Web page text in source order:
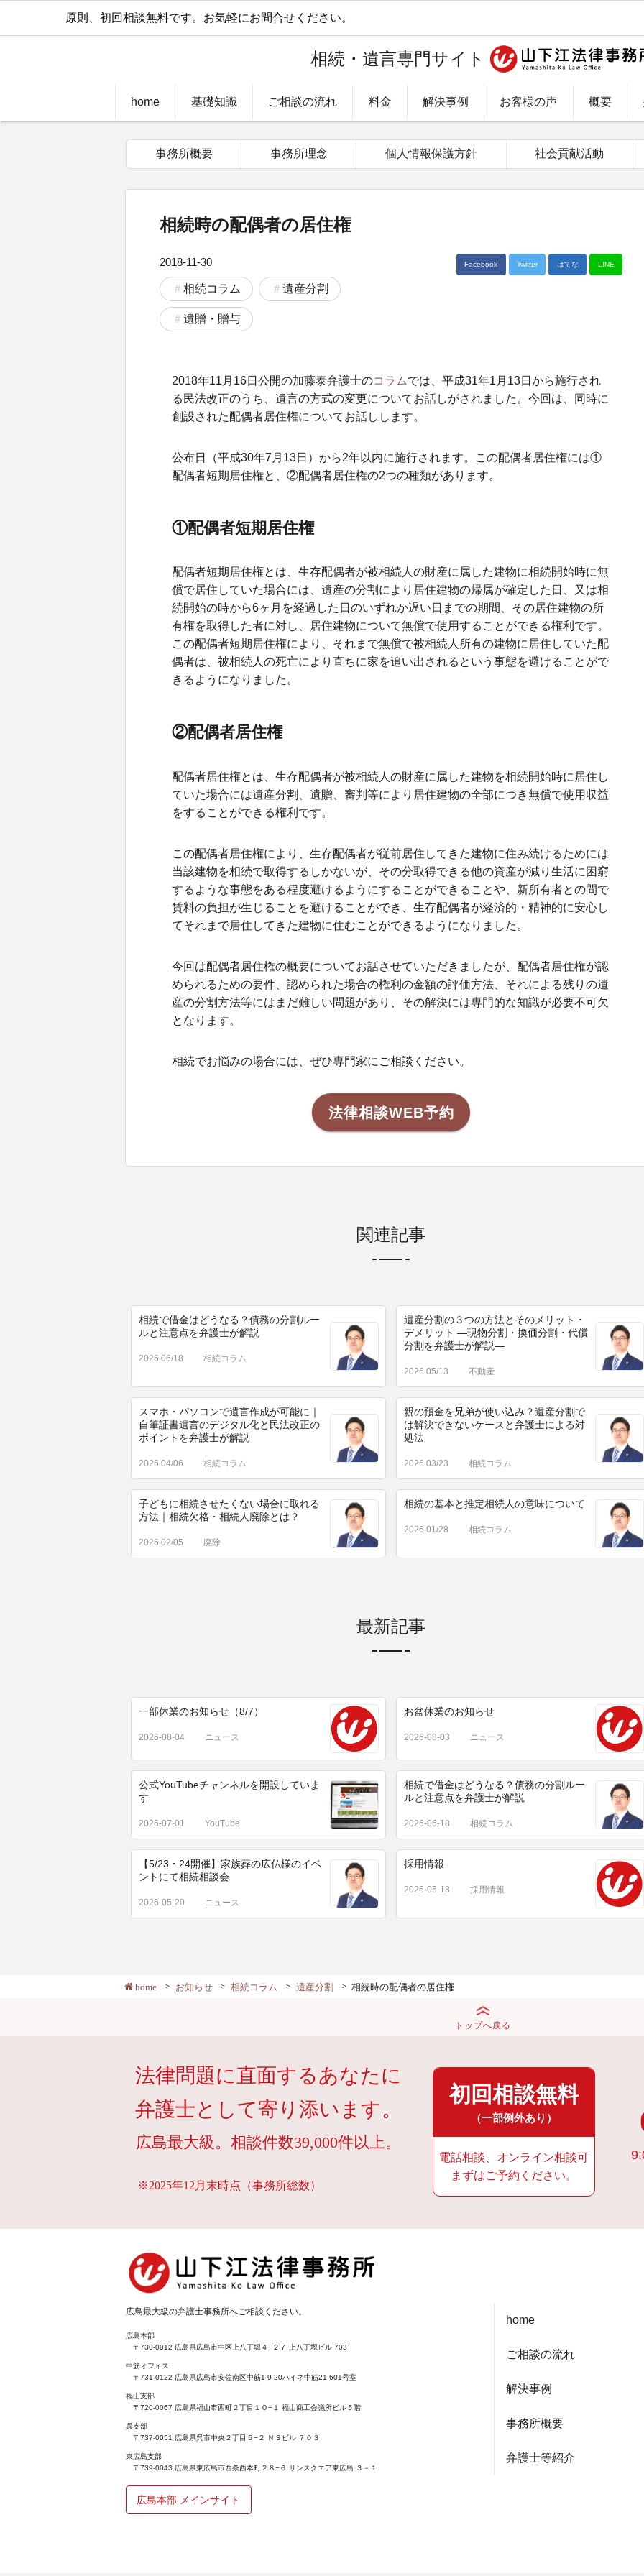
相続・遺言専門サイト
home 基礎知識 ご相談の流れ 料金 解決事例 お客様の声 概要
原則、初回相談無料です。お気軽にお問合せください。
相続時の配偶者の居住権
2018-11-30
相続コラム 遺産分割
遺贈・贈与
Facebook Twitter はてな LINE
2018年11月16日公開の加藤泰弁護士のコラムでは、平成31年1月13日から施行され
る民法改正のうち、遺言の方式の変更についてお話しがされました。今回は、同時に
創設された配偶者居住権についてお話しします。
公布日（平成30年7月13日）から2年以内に施行されます。この配偶者居住権には①
配偶者短期居住権と、②配偶者居住権の2つの種類があります。
①配偶者短期居住権
配偶者短期居住権とは、生存配偶者が被相続人の財産に属した建物に相続開始時に無
償で居住していた場合には、遺産の分割により居住建物の帰属が確定した日、又は相
続開始の時から6ヶ月を経過した日のいずれか遅い日までの期間、その居住建物の所
有権を取得した者に対し、居住建物について無償で使用することができる権利です。
この配偶者短期居住権により、それまで無償で被相続人所有の建物に居住していた配
偶者は、被相続人の死亡により直ちに家を追い出されるという事態を避けることがで
きるようになりました。
②配偶者居住権
配偶者居住権とは、生存配偶者が被相続人の財産に属した建物を相続開始時に居住し
ていた場合には遺産分割、遺贈、審判等により居住建物の全部につき無償で使用収益
をすることができる権利です。
この配偶者居住権により、生存配偶者が従前居住してきた建物に住み続けるためには
当該建物を相続で取得するしかないが、その分取得できる他の資産が減り生活に困窮
するような事態をある程度避けるようにすることができることや、新所有者との間で
賃料の負担が生じることを避けることができ、生存配偶者が経済的・精神的に安心し
てそれまで居住してきた建物に住むことができるようになりました。
今回は配偶者居住権の概要についてお話させていただきましたが、配偶者居住権が認
められるための要件、認められた場合の権利の金額の評価方法、それによる残りの遺
産の分割方法等にはまだ難しい問題があり、その解決には専門的な知識が必要不可欠
となります。
相続でお悩みの場合には、ぜひ専門家にご相談ください。
法律相談WEB予約
関連記事
相続で借金はどうなる？債務の分割ルー
ルと注意点を弁護士が解説
2026 06/18 相続コラム
遺産分割の３つの方法とそのメリット・
デメリット ―現物分割・換価分割・代償
分割を弁護士が解説―
2026 05/13 不動産
スマホ・パソコンで遺言作成が可能に｜
自筆証書遺言のデジタル化と民法改正の
ポイントを弁護士が解説
2026 04/06 相続コラム
親の預金を兄弟が使い込み？遺産分割で
は解決できないケースと弁護士による対
処法
2026 03/23 相続コラム
子どもに相続させたくない場合に取れる
方法｜相続欠格・相続人廃除とは？
2026 02/05 廃除
相続の基本と推定相続人の意味について
2026 01/28 相続コラム
最新記事
一部休業のお知らせ（8/7）
2026-08-04 ニュース
お盆休業のお知らせ
2026-08-03 ニュース
公式YouTubeチャンネルを開設していま
す
2026-07-01 YouTube
相続で借金はどうなる？債務の分割ルー
ルと注意点を弁護士が解説
2026-06-18 相続コラム
【5/23・24開催】家族葬の広仏様のイベ
ントにて相続相談会
2026-05-20 ニュース
採用情報
2026-05-18 採用情報
事務所概要 事務所理念 個人情報保護方針 社会貢献活動
home お知らせ 相続コラム 遺産分割 相続時の配偶者の居住権
トップへ戻る
法律問題に直面するあなたに
弁護士として寄り添います。
広島最大級。相談件数39,000件以上。
※2025年12月末時点（事務所総数）
初回相談無料
（一部例外あり）
電話相談、オンライン相談可
まずはご予約ください。
広島最大級の弁護士事務所へご相談ください。
広島本部
〒730-0012 広島県広島市中区上八丁堀４−２７ 上八丁堀ビル 703
中筋オフィス
〒731-0122 広島県広島市安佐南区中筋1-9-20ハイネ中筋21 601号室
福山支部
〒720-0067 広島県福山市西町２丁目１０−１ 福山商工会議所ビル５階
呉支部
〒737-0051 広島県呉市中央２丁目５−２ ＮＳビル ７０３
東広島支部
〒739-0043 広島県東広島市西条西本町２８−６ サンスクエア東広島 ３－１
広島本部 メインサイト
home
ご相談の流れ
解決事例
事務所概要
弁護士等紹介